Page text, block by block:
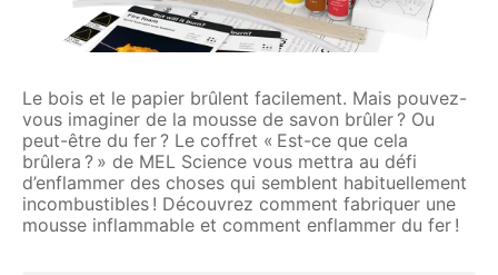
Le bois et le papier brûlent facilement. Mais pouvez-
vous imaginer de la mousse de savon brûler ? Ou
peut-être du fer ? Le coffret « Est-ce que cela
brûlera ? » de MEL Science vous mettra au défi
d’enflammer des choses qui semblent habituellement
incombustibles ! Découvrez comment fabriquer une
mousse inflammable et comment enflammer du fer !